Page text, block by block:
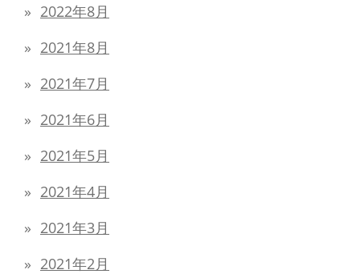
2022年8月
2021年8月
2021年7月
2021年6月
2021年5月
2021年4月
2021年3月
2021年2月